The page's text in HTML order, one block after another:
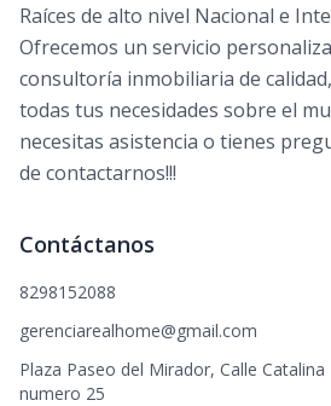
Raíces de alto nivel Nacional e
Ofrecemos un servicio
consultoría inmobiliaria de
todas tus necesidades sobre el
necesitas asistencia o tienes
de contactarnos!!!
Contáctanos
8298152088
gerenciarealhome@gmail.com
Plaza Paseo del Mirador, Calle
numero 25